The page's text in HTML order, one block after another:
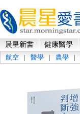
晨星新書 健康醫學
航空
| 醫學 | 農學 |